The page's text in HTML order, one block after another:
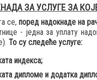
ЗА УСЛУГЕ ЗА
се, поред надокнаде на
- једна за уплату
То су следеће услуге:
индекса;
дипломе и додатка